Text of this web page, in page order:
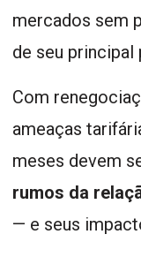
mercados sem
de seu
Com
ameaças
meses devem
rumos da
— e seus